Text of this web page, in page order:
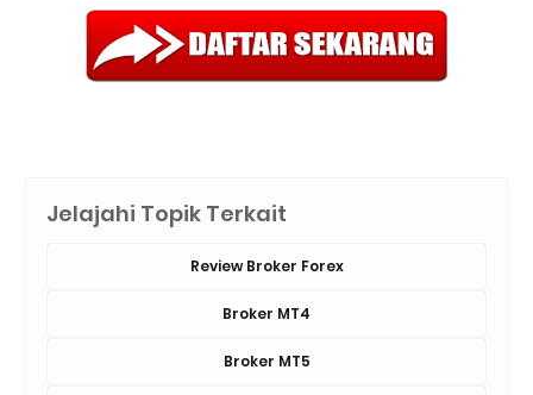
Jelajahi Topik Terkait
Review Broker Forex
Broker MT4
Broker MT5